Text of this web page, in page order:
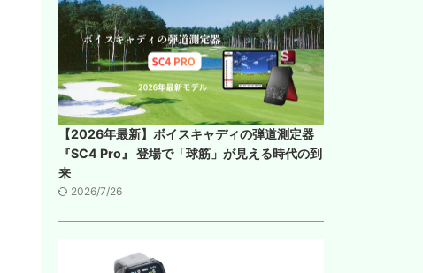
【2026年最新】ボイスキャディの弾道測定器
『SC4 Pro』 登場で「球筋」が見える時代の到
来
2026/7/26